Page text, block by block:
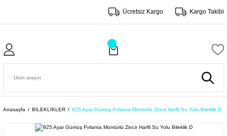
Ücretsiz Kargo Kargo Takibi
Anasayfa BİLEKLİKLER 925 Ayar Gümüş Pırlanta Montürlü Zincir Harfli Su Yolu Bileklik D